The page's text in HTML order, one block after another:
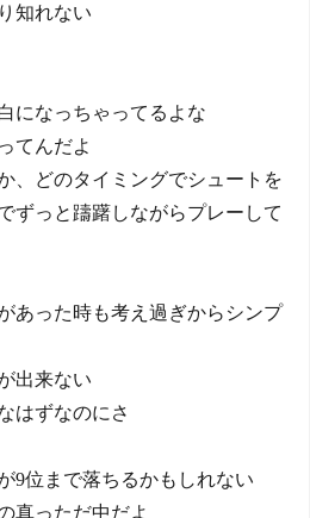
知れない
になっちゃってるよな
てんだよ
、どのタイミングでシュートを
ずっと躊躇しながらプレーして
あった時も考え過ぎからシンプ
出来ない
はずなのにさ
9位まで落ちるかもしれない
真っただ中だよ